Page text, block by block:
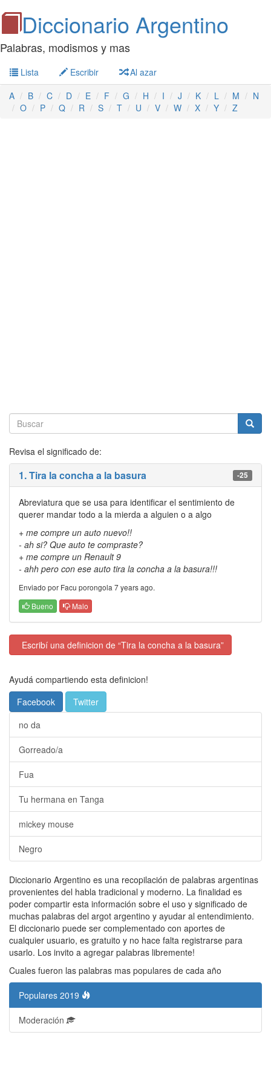
Diccionario Argentino
Palabras, modismos y mas
Lista Escribir
Al azar
A
B C D E F G H I J K L M
N
O
P Q R S T U V W X Y Z
Revisa el significado de:
1. Tira la concha a la basura -25
Abreviatura que se usa para identificar el sentimiento de
querer mandar todo a la mierda a alguien o a algo
+ me compre un auto nuevo!!
- ah si? Que auto te compraste?
+ me compre un Renault 9
- ahh pero con ese auto tira la concha a la basura!!!
Enviado por Facu porongola 7 years ago.
Bueno
Malo
Escribí una definicion de “Tira la concha a la basura”
Ayudá compartiendo esta definicion!
Facebook
Twitter
no da
Gorreado/a
Fua
Tu hermana en Tanga
mickey mouse
Negro
Diccionario Argentino es una recopilación de palabras argentinas
provenientes del habla tradicional y moderno. La finalidad es
poder compartir esta información sobre el uso y significado de
muchas palabras del argot argentino y ayudar al entendimiento.
El diccionario puede ser complementado con aportes de
cualquier usuario, es gratuito y no hace falta registrarse para
usarlo. Los invito a agregar palabras libremente!
Cuales fueron las palabras mas populares de cada año
Populares 2019
Moderación